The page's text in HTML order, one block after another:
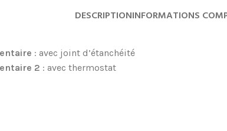
DESCRIPTIONINFORMATIONS
: avec joint d’étanchéité
2 : avec thermostat